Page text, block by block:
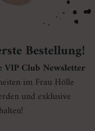
Bestellung!
VIP Club Newsletter
im Frau Hölle
und exklusive